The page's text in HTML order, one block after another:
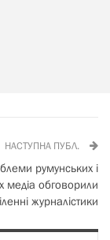
НАСТУПНА ПУБЛ.
румунських і
медіа обговорили
журналістики